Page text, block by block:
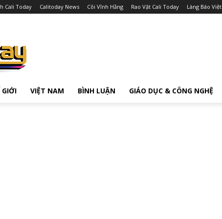
Cali Today Calitoday News Cõi Vĩnh Hằng Rao Vặt Cali Today Làng Báo Việt
GIỚI VIỆT NAM BÌNH LUẬN GIÁO DỤC & CÔNG NGHỆ